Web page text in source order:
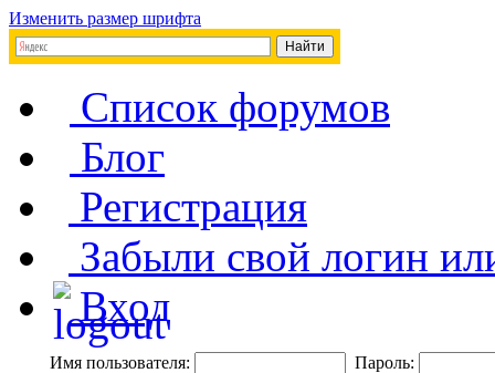
Изменить размер шрифта
Список форумов
Блог
Регистрация
Забыли свой логин
Вход
Имя пользователя:
Пароль: